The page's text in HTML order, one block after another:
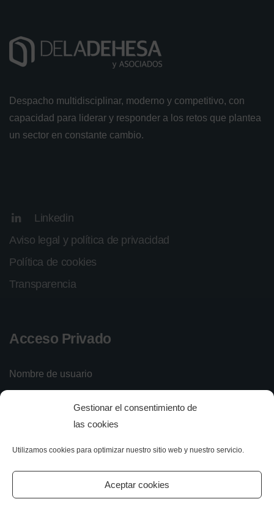
Gestionar el consentimiento de
las cookies
Utilizamos cookies para optimizar nuestro sitio web y nuestro servicio.
Aceptar cookies
Despacho multidisciplinar, moderno y competitivo, con
capacidad para liderar y responder a los retos que plantea
un sector en constante cambio.
Linkedin
Aviso legal y política de privacidad
Política de cookies
Transparencia
Acceso Privado
Nombre de usuario
Olvidé mi contraseña